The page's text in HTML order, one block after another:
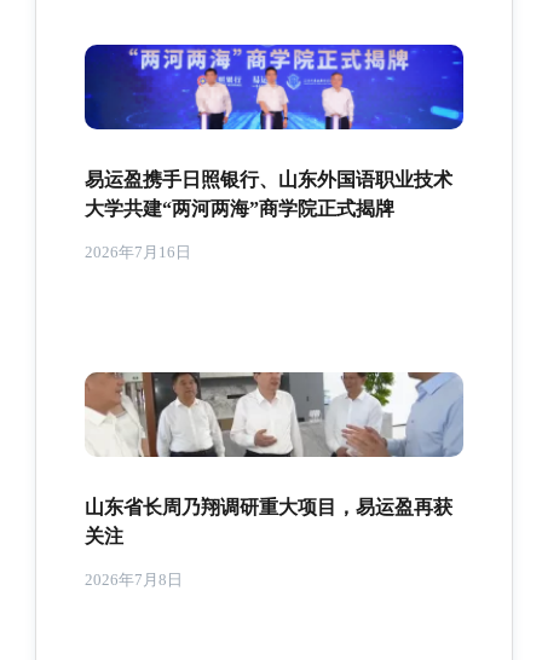
易运盈携手日照银行、山东外国语职业技术
大学共建“两河两海”商学院正式揭牌
2026年7月16日
山东省长周乃翔调研重大项目，易运盈再获
关注
2026年7月8日